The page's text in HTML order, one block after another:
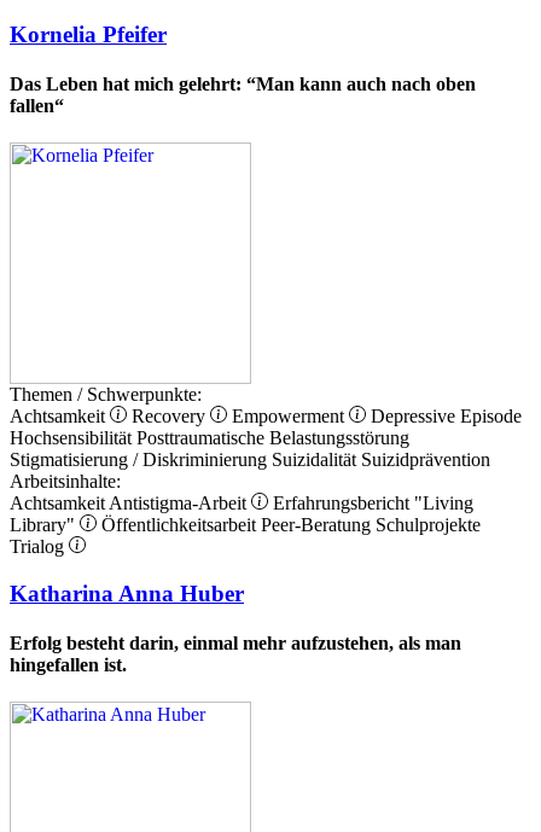
Kornelia Pfeifer
Das Leben hat mich gelehrt: “Man kann auch nach oben
fallen“
Themen / Schwerpunkte:
Achtsamkeit
Recovery Empowerment
Depressive Episode
Hochsensibilität Posttraumatische Belastungsstörung
Stigmatisierung / Diskriminierung Suizidalität Suizidprävention
Arbeitsinhalte:
Achtsamkeit Antistigma-Arbeit Erfahrungsbericht "Living
Library"
Öffentlichkeitsarbeit Peer-Beratung Schulprojekte
Trialog
Katharina Anna Huber
Erfolg besteht darin, einmal mehr aufzustehen, als man
hingefallen ist.